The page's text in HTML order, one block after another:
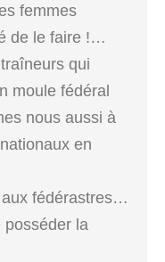
femmes
de le faire !…
qui
moule fédéral
nous aussi à
en
fédérastres…
la